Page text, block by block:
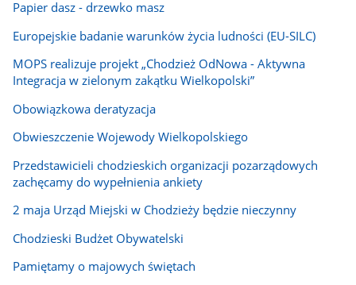
Papier dasz - drzewko masz
Europejskie badanie warunków życia ludności (EU-SILC)
MOPS realizuje projekt „Chodzież OdNowa - Aktywna
Integracja w zielonym zakątku Wielkopolski”
Obowiązkowa deratyzacja
Obwieszczenie Wojewody Wielkopolskiego
Przedstawicieli chodzieskich organizacji pozarządowych
zachęcamy do wypełnienia ankiety
2 maja Urząd Miejski w Chodzieży będzie nieczynny
Chodzieski Budżet Obywatelski
Pamiętamy o majowych świętach